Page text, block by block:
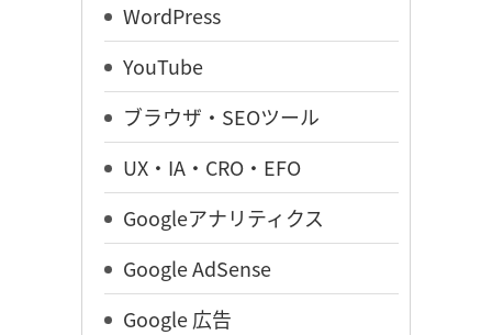
WordPress
YouTube
ブラウザ・SEOツール
UX・IA・CRO・EFO
Googleアナリティクス
Google AdSense
Google 広告